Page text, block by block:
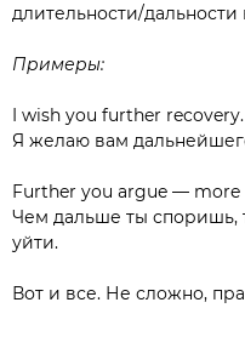
длительности/
Примеры:
I wish you further recovery.
Я желаю вам
Further you argue — more
Чем дальше ты споришь,
уйти.⠀⠀⠀⠀⠀⠀⠀⠀⠀
Вот и все. Не сложно,